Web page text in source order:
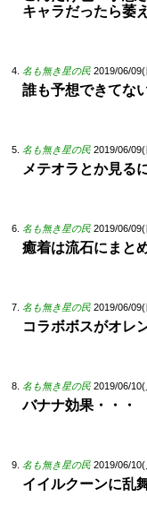
キャラだったら萎
名も無き星の民 2019/06/09(
誰も予想できてな
名も無き星の民 2019/06/
メテオラとか見る
名も無き星の民 2019/06/
癒着は流石にまと
名も無き星の民 2019/06/
コラボボスがオレ
名も無き星の民 2019/06/
バナナ効果・・・
名も無き星の民 2019/06/
イイルクーンに乱